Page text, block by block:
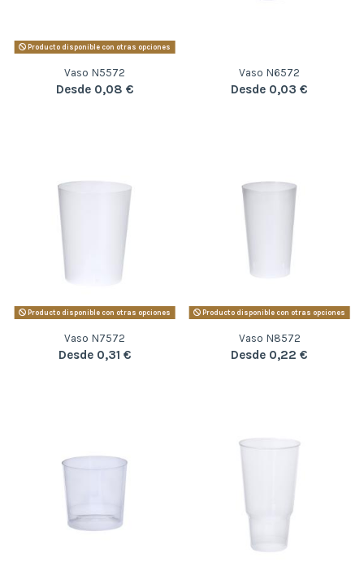
Producto disponible con otras opciones
Vaso N5572
Desde 0,08 €
Vaso N6572
Desde 0,03 €
Producto disponible con otras opciones
Vaso N7572
Desde 0,31 €
Producto disponible con otras opciones
Vaso N8572
Desde 0,22 €